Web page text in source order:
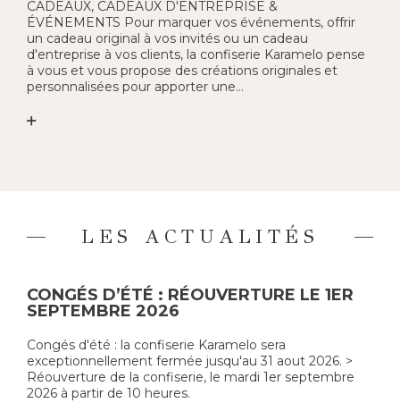
CADEAUX, CADEAUX D'ENTREPRISE &
ÉVÉNEMENTS Pour marquer vos événements, offrir
un cadeau original à vos invités ou un cadeau
d'entreprise à vos clients, la confiserie Karamelo pense
à vous et vous propose des créations originales et
personnalisées pour apporter une...
LES ACTUALITÉS
CONGÉS D’ÉTÉ : RÉOUVERTURE LE 1ER
SEPTEMBRE 2026
Congés d'été : la confiserie Karamelo sera
exceptionnellement fermée jusqu'au 31 aout 2026. >
Réouverture de la confiserie, le mardi 1er septembre
2026 à partir de 10 heures.